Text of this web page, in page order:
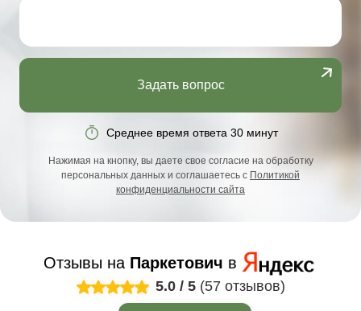
Задать вопрос
Среднее время ответа 30 минут
Нажимая на кнопку, вы даете свое согласие на обработку
персональных данных и соглашаетесь с Политикой
конфиденциальности сайта
Отзывы на Паркетович в
5.0 / 5 (57 отзывов)